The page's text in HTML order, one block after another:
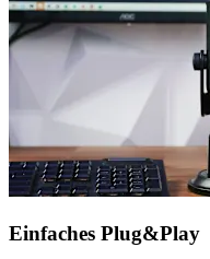
Einfaches Plug&Play